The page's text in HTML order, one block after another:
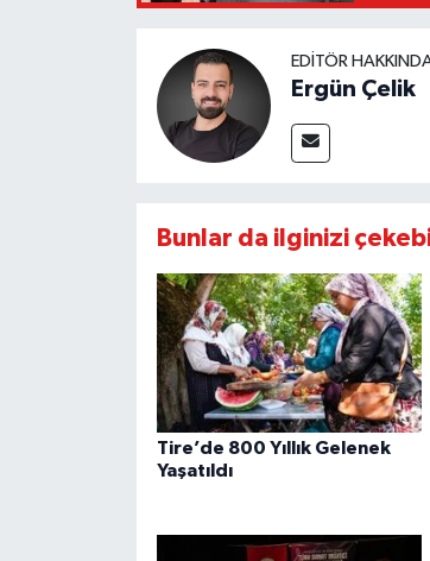
EDITÖR
Ergün Çelik
Bunlar da ilginizi
Tire’de 800 Yıllık Gelenek
Yaşatıldı